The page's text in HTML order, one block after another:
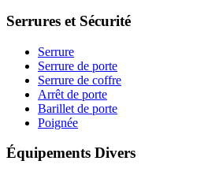
Serrures et Sécurité
Serrure
Serrure de porte
Serrure de coffre
Arrêt de porte
Barillet de porte
Poignée
Équipements Divers